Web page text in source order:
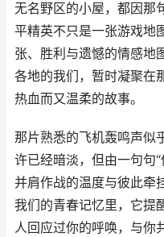
无名野区的小屋，都因那
平精英不只是一张游戏地
张、胜利与遗憾的情感地
各地的我们，暂时凝聚在
热血而又温柔的故事。
那片熟悉的飞机轰鸣声似
许已经暗淡，但由一句句
并肩作战的温度与彼此牵
我们的青春记忆里，它提
人回应过你的呼唤，与你